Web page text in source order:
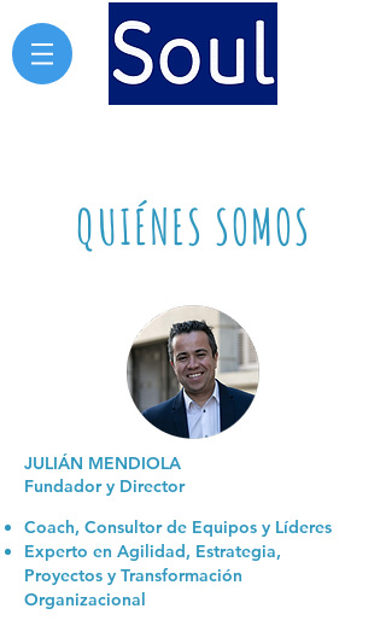
QUIÉNES SOMOS
JULIÁN MENDIOLA
Fundador y Director
Coach, Consultor de Equipos y Líderes
Experto en Agilidad, Estrategia,
Proyectos y Transformación
Organizacional